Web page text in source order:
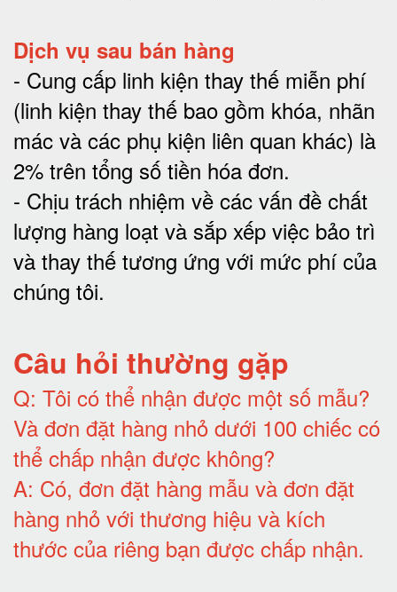
Dịch vụ sau bán hàng
- Cung cấp linh kiện thay thế miễn phí
(linh kiện thay thế bao gồm khóa, nhãn
mác và các phụ kiện liên quan khác) là
2% trên tổng số tiền hóa đơn.
- Chịu trách nhiệm về các vấn đề chất
lượng hàng loạt và sắp xếp việc bảo trì
và thay thế tương ứng với mức phí của
chúng tôi.
Câu hỏi thường gặp
Q: Tôi có thể nhận được một số mẫu?
Và đơn đặt hàng nhỏ dưới 100 chiếc có
thể chấp nhận được không?
A: Có, đơn đặt hàng mẫu và đơn đặt
hàng nhỏ với thương hiệu và kích
thước của riêng bạn được chấp nhận.